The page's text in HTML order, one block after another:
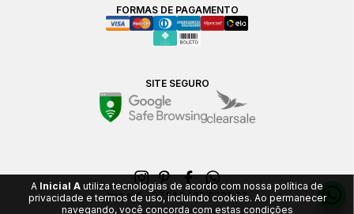
FORMAS DE PAGAMENTO
SITE SEGURO
Inicial A - 07.544.432/0001-02
A Inicial A utiliza tecnologias de acordo com nossa política de
privacidade e termos de uso, incluindo cookies. Ao permanecer
navegando, você concorda com estas condições